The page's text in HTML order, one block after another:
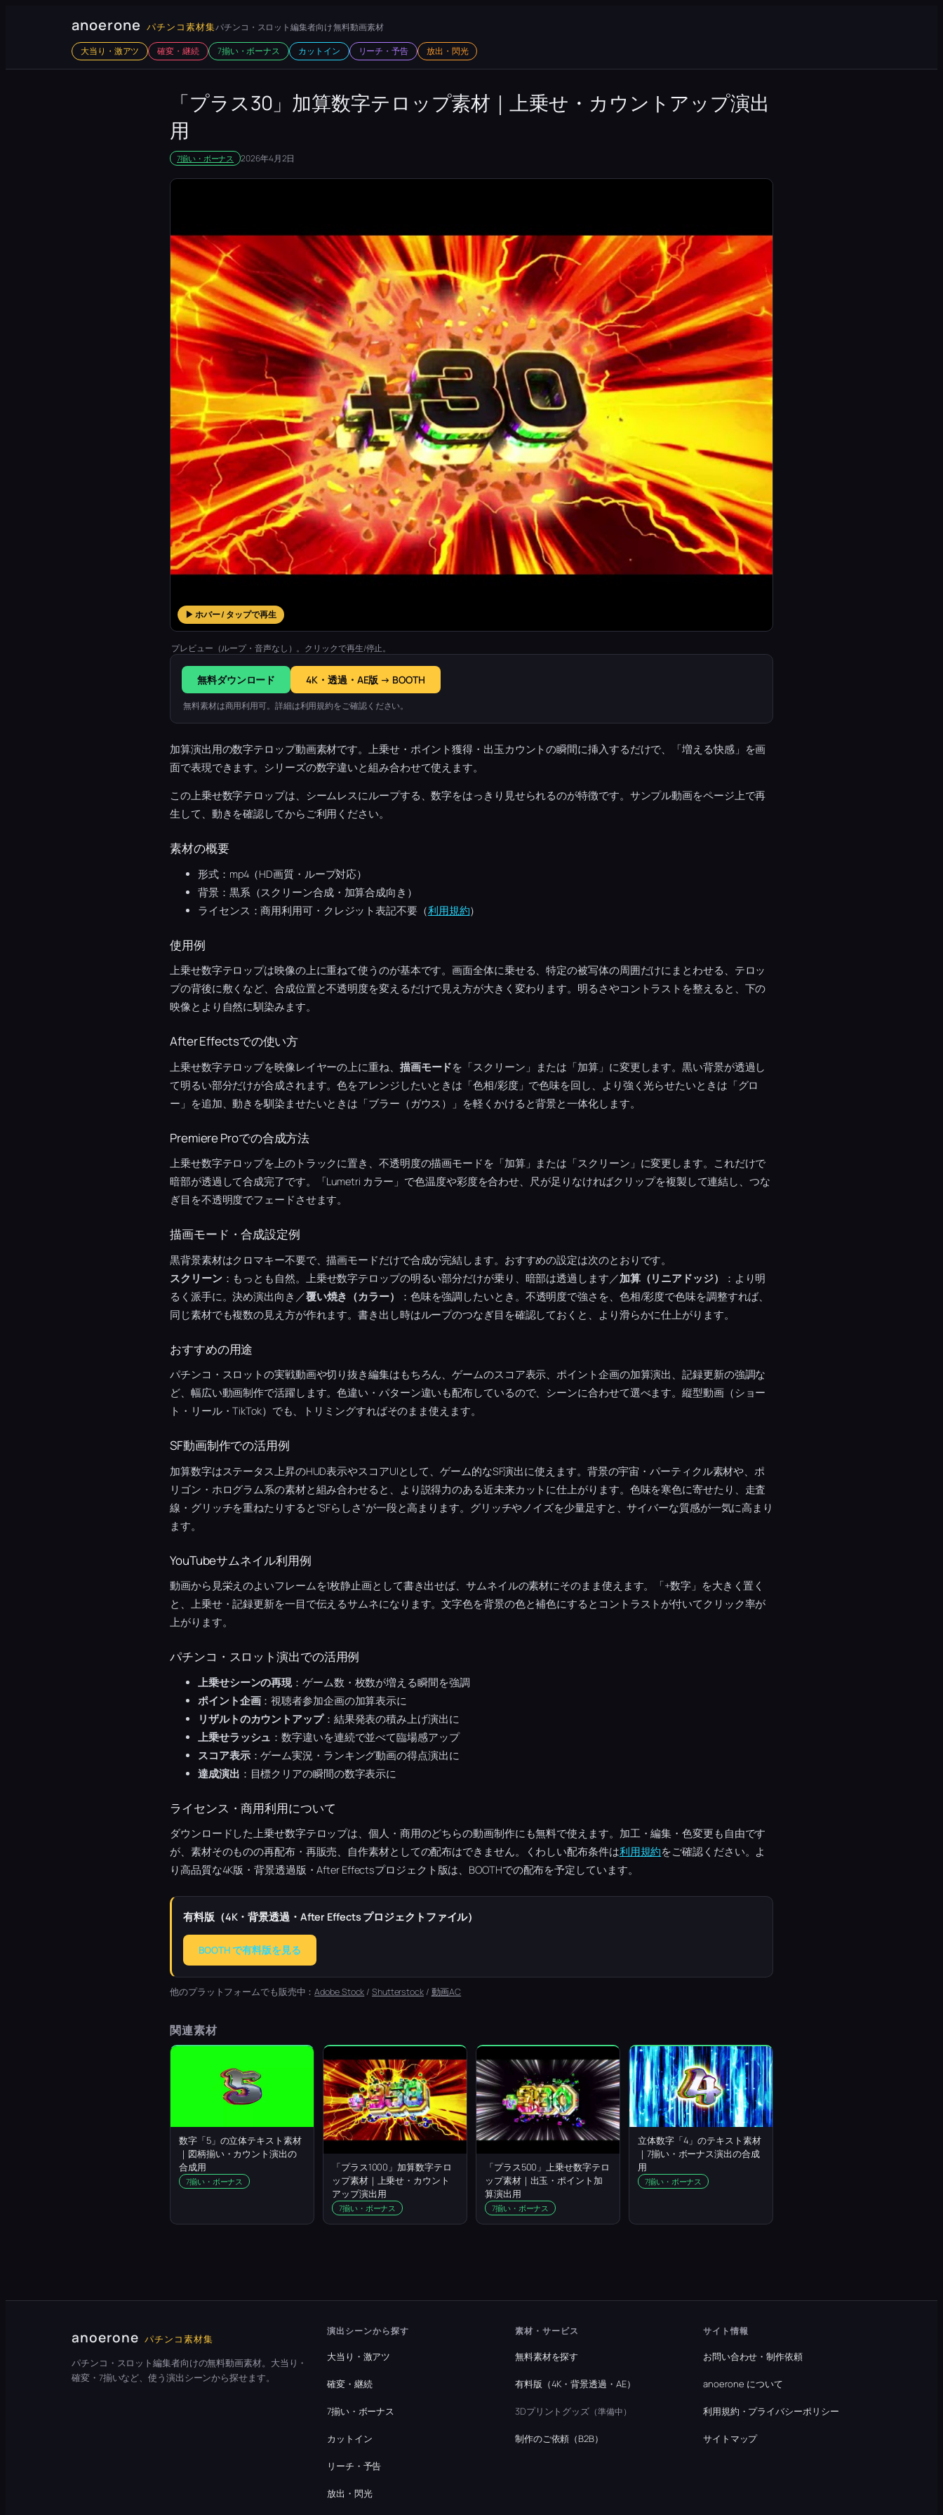
anoerone パチンコ素材集パチンコ・スロット編集者向け 無料動画素材
大当り・激アツ
確変・継続 7揃い・ボーナス カットイン リーチ・予告 放出・閃光
「プラス30」加算数字テロップ素材｜上乗せ・カウントアップ演出
用
7揃い・ボーナス 2026年4月2日
▶ ホバー / タップで再生
プレビュー（ループ・音声なし）。クリックで再生/停止。
無料ダウンロード 4K・透過・AE版 → BOOTH
無料素材は商用利用可。詳細は利用規約をご確認ください。
加算演出用の数字テロップ動画素材です。上乗せ・ポイント獲得・出玉カウントの瞬間に挿入するだけで、「増える快感」を画
面で表現できます。シリーズの数字違いと組み合わせて使えます。
この上乗せ数字テロップは、シームレスにループする、数字をはっきり見せられるのが特徴です。サンプル動画をページ上で再
生して、動きを確認してからご利用ください。
素材の概要
形式：mp4（HD画質・ループ対応）
背景：黒系（スクリーン合成・加算合成向き）
ライセンス：商用利用可・クレジット表記不要（利用規約）
使用例
上乗せ数字テロップは映像の上に重ねて使うのが基本です。画面全体に乗せる、特定の被写体の周囲だけにまとわせる、テロッ
プの背後に敷くなど、合成位置と不透明度を変えるだけで見え方が大きく変わります。明るさやコントラストを整えると、下の
映像とより自然に馴染みます。
After Effectsでの使い方
上乗せ数字テロップを映像レイヤーの上に重ね、 描画モードを「スクリーン」または「加算」に変更します。黒い背景が透過し
て明るい部分だけが合成されます。色をアレンジしたいときは「色相/彩度」で色味を回し、より強く光らせたいときは「グロ
ー」を追加、動きを馴染ませたいときは「ブラー（ガウス）」を軽くかけると背景と一体化します。
Premiere Proでの合成方法
上乗せ数字テロップを上のトラックに置き、不透明度の描画モードを「加算」または「スクリーン」に変更します。これだけで
暗部が透過して合成完了です。「Lumetri カラー」で色温度や彩度を合わせ、尺が足りなければクリップを複製して連結し、つな
ぎ目を不透明度でフェードさせます。
描画モード・合成設定例
黒背景素材はクロマキー不要で、描画モードだけで合成が完結します。おすすめの設定は次のとおりです。
スクリーン：もっとも自然。上乗せ数字テロップの明るい部分だけが乗り、暗部は透過します／加算（リニアドッジ）
：より明
るく派手に。決め演出向き／覆い焼き（カラー）
：色味を強調したいとき。不透明度で強さを、色相/彩度で色味を調整すれば、
同じ素材でも複数の見え方が作れます。書き出し時はループのつなぎ目を確認しておくと、より滑らかに仕上がります。
おすすめの用途
パチンコ・スロットの実戦動画や切り抜き編集はもちろん、ゲームのスコア表示、ポイント企画の加算演出、記録更新の強調な
ど、幅広い動画制作で活躍します。色違い・パターン違いも配布しているので、シーンに合わせて選べます。縦型動画（ショー
ト・リール・TikTok）でも、トリミングすればそのまま使えます。
SF動画制作での活用例
加算数字はステータス上昇のHUD表示やスコアUIとして、ゲーム的なSF演出に使えます。背景の宇宙・パーティクル素材や、ポ
リゴン・ホログラム系の素材と組み合わせると、より説得力のある近未来カットに仕上がります。色味を寒色に寄せたり、走査
線・グリッチを重ねたりすると“SFらしさ”が一段と高まります。グリッチやノイズを少量足すと、サイバーな質感が一気に高まり
ます。
YouTubeサムネイル利用例
動画から見栄えのよいフレームを1枚静止画として書き出せば、サムネイルの素材にそのまま使えます。「+数字」を大きく置く
と、上乗せ・記録更新を一目で伝えるサムネになります。文字色を背景の色と補色にするとコントラストが付いてクリック率が
上がります。
パチンコ・スロット演出での活用例
上乗せシーンの再現：ゲーム数・枚数が増える瞬間を強調
ポイント企画：視聴者参加企画の加算表示に
リザルトのカウントアップ：結果発表の積み上げ演出に
上乗せラッシュ ：数字違いを連続で並べて臨場感アップ
スコア表示：ゲーム実況・ランキング動画の得点演出に
達成演出 ：目標クリアの瞬間の数字表示に
ライセンス・商用利用について
ダウンロードした上乗せ数字テロップは、個人・商用のどちらの動画制作にも無料で使えます。加工・編集・色変更も自由です
が、素材そのものの再配布・再販売、自作素材としての配布はできません。くわしい配布条件は利用規約をご確認ください。よ
り高品質な4K版・背景透過版・After Effectsプロジェクト版は、BOOTHでの配布を予定しています。
有料版（4K・背景透過・After Effects プロジェクトファイル）
BOOTH で有料版を見る
他のプラットフォームでも販売中：Adobe Stock /Shutterstock/ 動画AC
関連素材
数字「5」の立体テキスト素材
｜図柄揃い・カウント演出の
合成用
7揃い・ボーナス
「プラス1000」加算数字テロ
ップ素材｜上乗せ・カウント
アップ演出用
7揃い・ボーナス
「プラス500」上乗せ数字テロ
ップ素材｜出玉・ポイント加
算演出用
7揃い・ボーナス
立体数字「4」のテキスト素材
｜7揃い・ボーナス演出の合成
用
7揃い・ボーナス
anoerone パチンコ素材集
パチンコ・スロット編集者向けの無料動画素材。大当り・
確変・7揃いなど、使う演出シーンから探せます。
演出シーンから探す
大当り・激アツ
確変・継続
7揃い・ボーナス
カットイン
リーチ・予告
放出・閃光
素材・サービス
無料素材を探す
有料版（4K・背景透過・AE）
3Dプリントグッズ （準備中）
制作のご依頼（B2B）
サイト情報
お問い合わせ・制作依頼
anoerone について
利用規約・プライバシーポリシー
サイトマップ